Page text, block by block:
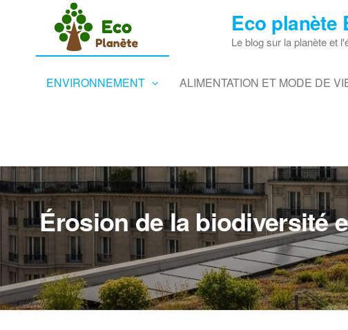
Eco planète
Le blog sur la planète et
ENVIRONNEMENT ALIMENTATION ET MODE DE
Érosion de la biodiversité